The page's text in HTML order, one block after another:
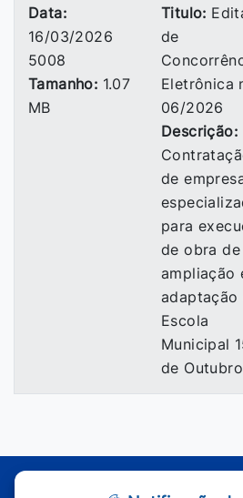
Data:
16/03/2026
5008
Tamanho: 1.07
MB
Titulo:
de
Eletrônica
06/2026
Descrição:
de
para
de obra de
ampliação
adaptação
Escola
Municipal
de
Atendimento - Segunda à Sexta | Das 7h